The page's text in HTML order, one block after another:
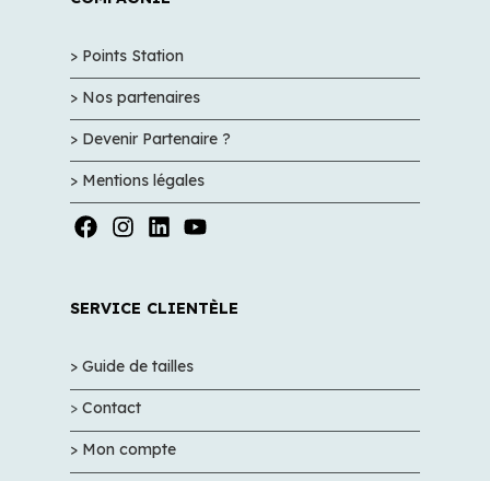
> Points Station
> Nos partenaires
> Devenir Partenaire ?
> Mentions légales
SERVICE CLIENTÈLE
> Guide de tailles
> Contact
> Mon compte